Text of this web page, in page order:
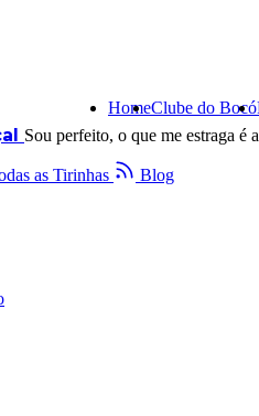
Sou perfeito, o que me estraga é
HomeClube do Bocó
as Tirinhas
Blog